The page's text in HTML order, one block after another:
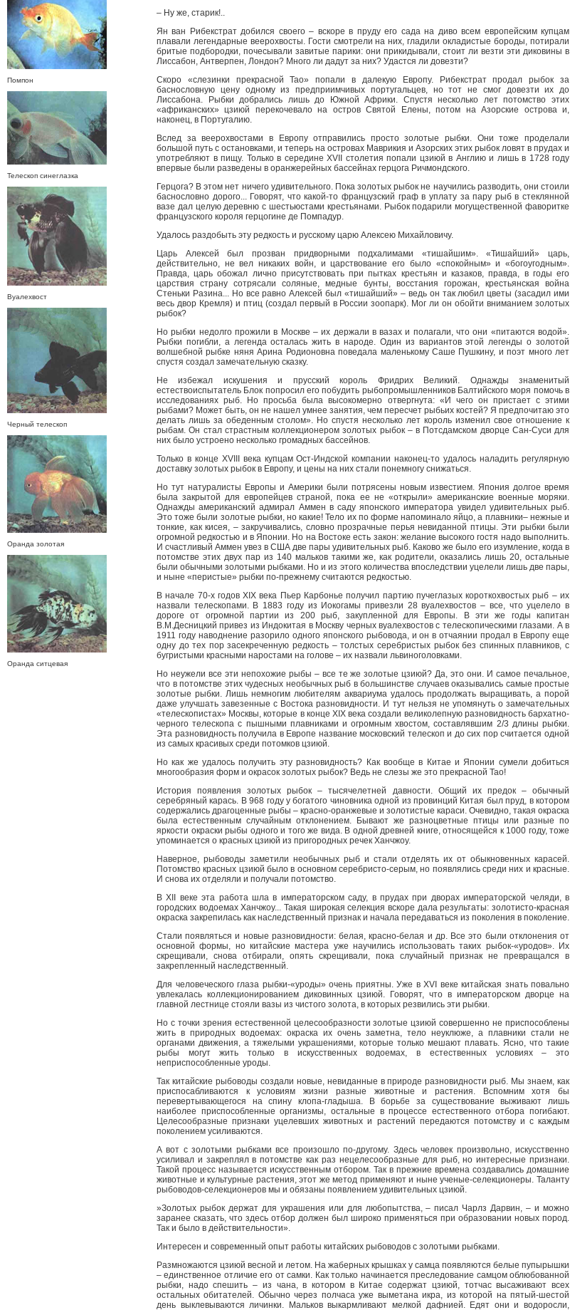
– Ну же, старик!..
Ян ван Рибекстрат добился своего – вскоре в пруду его сада на диво всем европейским купцам
плавали легендарные веерохвосты. Гости смотрели на них, гладили окладистые бороды, потирали
бритые подбородки, почесывали завитые парики: они прикидывали, стоит ли везти эти диковины в
Лиссабон, Антверпен, Лондон? Много ли дадут за них? Удастся ли довезти?
Скоро «слезинки прекрасной Тао» попали в далекую Европу. Рибекстрат продал рыбок за
баснословную цену одному из предприимчивых португальцев, но тот не смог довезти их до
Лиссабона. Рыбки добрались лишь до Южной Африки. Спустя несколько лет потомство этих
«африканских» цзиюй перекочевало на остров Святой Елены, потом на Азорские острова и,
наконец, в Португалию.
Вслед за веерохвостами в Европу отправились просто золотые рыбки. Они тоже проделали
большой путь с остановками, и теперь на островах Маврикия и Азорских этих рыбок ловят в прудах и
употребляют в пищу. Только в середине XVII столетия попали цзиюй в Англию и лишь в 1728 году
впервые были разведены в оранжерейных бассейнах герцога Ричмондского.
Герцога? В этом нет ничего удивительного. Пока золотых рыбок не научились разводить, они стоили
баснословно дорого... Говорят, что какой-то французский граф в уплату за пару рыб в стеклянной
вазе дал целую деревню с шестьюстами крестьянами. Рыбок подарили могущественной фаворитке
французского короля герцогине де Помпадур.
Удалось раздобыть эту редкость и русскому царю Алексею Михайловичу.
Царь Алексей был прозван придворными подхалимами «тишайшим». «Тишайший» царь,
действительно, не вел никаких войн, и царствование его было «спокойным» и «богоугодным».
Правда, царь обожал лично присутствовать при пытках крестьян и казаков, правда, в годы его
царствия страну сотрясали соляные, медные бунты, восстания горожан, крестьянская война
Стеньки Разина... Но все равно Алексей был «тишайший» – ведь он так любил цветы (засадил ими
весь двор Кремля) и птиц (создал первый в России зоопарк). Мог ли он обойти вниманием золотых
рыбок?
Но рыбки недолго прожили в Москве – их держали в вазах и полагали, что они «питаются водой».
Рыбки погибли, а легенда осталась жить в народе. Один из вариантов этой легенды о золотой
волшебной рыбке няня Арина Родионовна поведала маленькому Саше Пушкину, и поэт много лет
спустя создал замечательную сказку.
Не избежал искушения и прусский король Фридрих Великий. Однажды знаменитый
естествоиспытатель Блок попросил его побудить рыбопромышленников Балтийского моря помочь в
исследованиях рыб. Но просьба была высокомерно отвергнута: «И чего он пристает с этими
рыбами? Может быть, он не нашел умнее занятия, чем пересчет рыбьих костей? Я предпочитаю это
делать лишь за обеденным столом». Но спустя несколько лет король изменил свое отношение к
рыбам. Он стал страстным коллекционером золотых рыбок – в Потсдамском дворце Сан-Суси для
них было устроено несколько громадных бассейнов.
Только в конце XVIII века купцам Ост-Индской компании наконец-то удалось наладить регулярную
доставку золотых рыбок в Европу, и цены на них стали понемногу снижаться.
Но тут натуралисты Европы и Америки были потрясены новым известием. Япония долгое время
была закрытой для европейцев страной, пока ее не «открыли» американские военные моряки.
Однажды американский адмирал Аммен в саду японского императора увидел удивительных рыб.
Это тоже были золотые рыбки, но какие! Тело их по форме напоминало яйцо, а плавники– нежные и
тонкие, как кисея, – закручивались, словно прозрачные перья невиданной птицы. Эти рыбки были
огромной редкостью и в Японии. Но на Востоке есть закон: желание высокого гостя надо выполнить.
И счастливый Аммен увез в США две пары удивительных рыб. Каково же было его изумление, когда в
потомстве этих двух пар из 140 мальков такими же, как родители, оказались лишь 20, остальные
были обычными золотыми рыбками. Но и из этого количества впоследствии уцелели лишь две пары,
и ныне «перистые» рыбки по-прежнему считаются редкостью.
В начале 70-х годов XIX века Пьер Карбонье получил партию пучеглазых короткохвостых рыб – их
назвали телескопами. В 1883 году из Иокогамы привезли 28 вуалехвостов – все, что уцелело в
дороге от огромной партии из 200 рыб, закупленной для Европы. В эти же годы капитан
В.М.Десницкий привез из Индокитая в Москву черных вуалехвостов с телескопическими глазами. А в
1911 году наводнение разорило одного японского рыбовода, и он в отчаянии продал в Европу еще
одну до тех пор засекреченную редкость – толстых серебристых рыбок без спинных плавников, с
бугристыми красными наростами на голове – их назвали львиноголовками.
Но неужели все эти непохожие рыбы – все те же золотые цзиюй? Да, это они. И самое печальное,
что в потомстве этих чудесных необычных рыб в большинстве случаев оказывались самые простые
золотые рыбки. Лишь немногим любителям аквариума удалось продолжать выращивать, а порой
даже улучшать завезенные с Востока разновидности. И тут нельзя не упомянуть о замечательных
«телескопистах» Москвы, которые в конце XIX века создали великолепную разновидность бархатно-
черного телескопа с пышными плавниками и огромным хвостом, составлявшим 2/3 длины рыбки.
Эта разновидность получила в Европе название московский телескоп и до сих пор считается одной
из самых красивых среди потомков цзиюй.
Но как же удалось получить эту разновидность? Как вообще в Китае и Японии сумели добиться
многообразия форм и окрасок золотых рыбок? Ведь не слезы же это прекрасной Тао!
История появления золотых рыбок – тысячелетней давности. Общий их предок – обычный
серебряный карась. В 968 году у богатого чиновника одной из провинций Китая был пруд, в котором
содержались драгоценные рыбы – красно-оранжевые и золотистые караси. Очевидно, такая окраска
была естественным случайным отклонением. Бывают же разноцветные птицы или разные по
яркости окраски рыбы одного и того же вида. В одной древней книге, относящейся к 1000 году, тоже
упоминается о красных цзиюй из пригородных речек Ханчжоу.
Наверное, рыбоводы заметили необычных рыб и стали отделять их от обыкновенных карасей.
Потомство красных цзиюй было в основном серебристо-серым, но появлялись среди них и красные.
И снова их отделяли и получали потомство.
В XII веке эта работа шла в императорском саду, в прудах при дворах императорской челяди, в
городских водоемах Ханчжоу... Такая широкая селекция вскоре дала результаты: золотисто-красная
окраска закрепилась как наследственный признак и начала передаваться из поколения в поколение.
Стали появляться и новые разновидности: белая, красно-белая и др. Все это были отклонения от
основной формы, но китайские мастера уже научились использовать таких рыбок-«уродов». Их
скрещивали, снова отбирали, опять скрещивали, пока случайный признак не превращался в
закрепленный наследственный.
Для человеческого глаза рыбки-«уроды» очень приятны. Уже в XVI веке китайская знать повально
увлекалась коллекционированием диковинных цзиюй. Говорят, что в императорском дворце на
главной лестнице стояли вазы из чистого золота, в которых резвились эти рыбки.
Но с точки зрения естественной целесообразности золотые цзиюй совершенно не приспособлены
жить в природных водоемах: окраска их очень заметна, тело неуклюже, а плавники стали не
органами движения, а тяжелыми украшениями, которые только мешают плавать. Ясно, что такие
рыбы могут жить только в искусственных водоемах, в естественных условиях – это
неприспособленные уроды.
Так китайские рыбоводы создали новые, невиданные в природе разновидности рыб. Мы знаем, как
приспосабливаются к условиям жизни разные животные и растения. Вспомним хотя бы
перевертывающегося на спину клопа-гладыша. В борьбе за существование выживают лишь
наиболее приспособленные организмы, остальные в процессе естественного отбора погибают.
Целесообразные признаки уцелевших животных и растений передаются потомству и с каждым
поколением усиливаются.
А вот с золотыми рыбками все произошло по-другому. Здесь человек произвольно, искусственно
усиливал и закреплял в потомстве как раз нецелесообразные для рыб, но интересные признаки.
Такой процесс называется искусственным отбором. Так в прежние времена создавались домашние
животные и культурные растения, этот же метод применяют и ныне ученые-селекционеры. Таланту
рыбоводов-селекционеров мы и обязаны появлением удивительных цзиюй.
»Золотых рыбок держат для украшения или для любопытства, – писал Чарлз Дарвин, – и можно
заранее сказать, что здесь отбор должен был широко применяться при образовании новых пород.
Так и было в действительности».
Интересен и современный опыт работы китайских рыбоводов с золотыми рыбками.
Размножаются цзиюй весной и летом. На жаберных крышках у самца появляются белые пупырышки
– единственное отличие его от самки. Как только начинается преследование самцом облюбованной
рыбки, надо спешить – из чана, в котором в Китае содержат цзиюй, тотчас высаживают всех
остальных обитателей. Обычно через полчаса уже выметана икра, из которой на пятый-шестой
день выклевываются личинки. Мальков выкармливают мелкой дафнией. Едят они и водоросли,
Помпон
Телескоп синеглазка
Вуалехвост
Черный телескоп
Оранда золотая
Оранда ситцевая